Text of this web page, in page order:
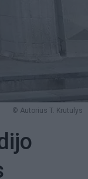
© Autorius T. Krutulys